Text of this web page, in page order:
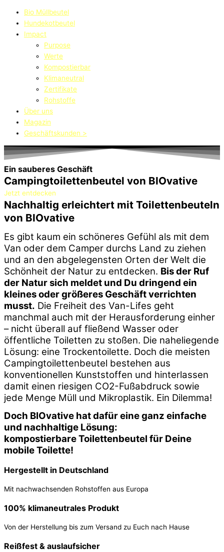
Bio Müllbeutel
Hundekotbeutel
Impact
Purpose
Werte
Kompostierbar
Klimaneutral
Zertifikate
Rohstoffe
Über uns
Magazin
Geschäftskunden >
Ein sauberes Geschäft
Campingtoilettenbeutel von BIOvative
Jetzt entdecken
Nachhaltig erleichtert mit Toilettenbeuteln
von BIOvative
Es gibt kaum ein schöneres Gefühl als mit dem
Van oder dem Camper durchs Land zu ziehen
und an den abgelegensten Orten der Welt die
Schönheit der Natur zu entdecken. Bis der Ruf
der Natur sich meldet und Du dringend ein
kleines oder größeres Geschäft verrichten
musst. Die Freiheit des Van-Lifes geht
manchmal auch mit der Herausforderung einher
– nicht überall auf fließend Wasser oder
öffentliche Toiletten zu stoßen. Die naheliegende
Lösung: eine Trockentoilette. Doch die meisten
Campingtoilettenbeutel bestehen aus
konventionellen Kunststoffen und hinterlassen
damit einen riesigen CO2-Fußabdruck sowie
jede Menge Müll und Mikroplastik. Ein Dilemma!
Doch BIOvative hat dafür eine ganz einfache
und nachhaltige Lösung:
kompostierbare Toilettenbeutel für Deine
mobile Toilette!
Hergestellt in Deutschland
Mit nachwachsenden Rohstoffen aus Europa
100% klimaneutrales Produkt
Von der Herstellung bis zum Versand zu Euch nach Hause
Reißfest & auslaufsicher